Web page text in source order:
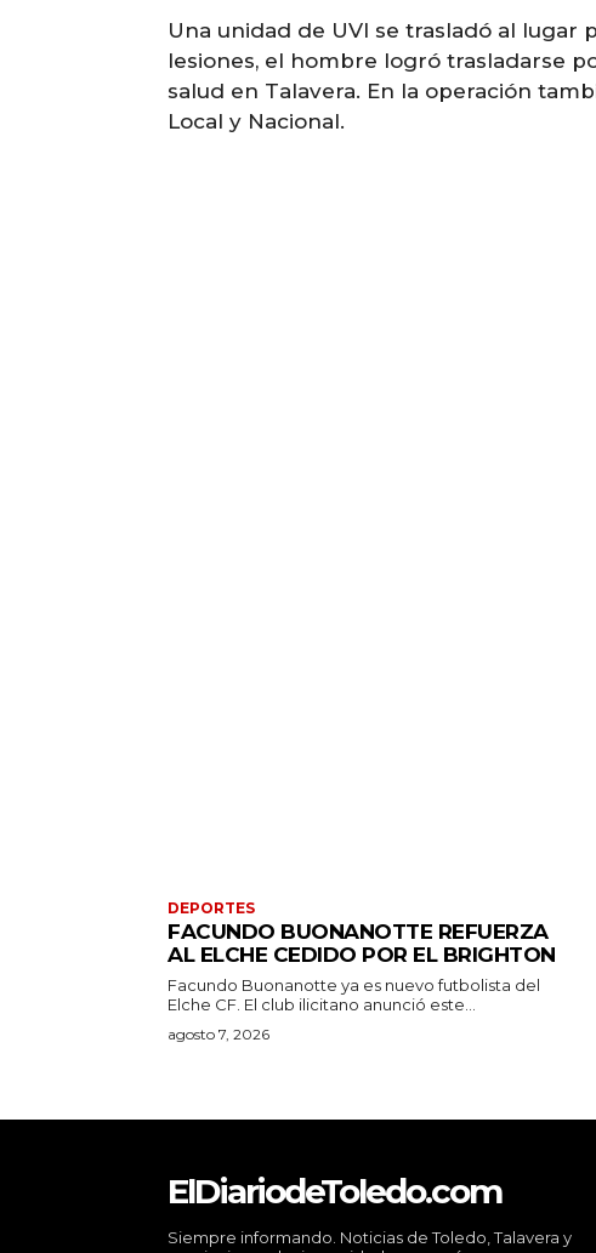
Una unidad de UVI se trasladó al lugar
lesiones, el hombre logró trasladarse
salud en Talavera. En la operación
Local y Nacional.
DEPORTES
FACUNDO BUONANOTTE REFUERZA
AL ELCHE CEDIDO POR EL BRIGHTON
Facundo Buonanotte ya es nuevo futbolista del
Elche CF. El club ilicitano anunció este...
agosto 7, 2026
ElDiariodeToledo.com
Siempre informando. Noticias de Toledo, Talavera y